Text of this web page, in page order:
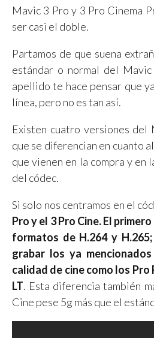
Mavic 3 Pro y 3 Pro Cinema
ser casi el doble.
Partamos de que suena
estándar o normal del
apellido te hace pensar que
línea, pero no es tan así.
Existen cuatro versiones del
que se diferencian en cuanto
que vienen en la compra y en
del códec.
Si solo nos centramos en el
Pro y el 3 Pro Cine. El
formatos de H.264 y
grabar los ya
calidad de cine como los Pro
LT. Esta diferencia también
Cine pese 5g más que el